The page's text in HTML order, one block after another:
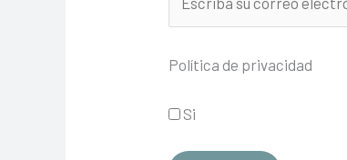
Política de privacidad
Si